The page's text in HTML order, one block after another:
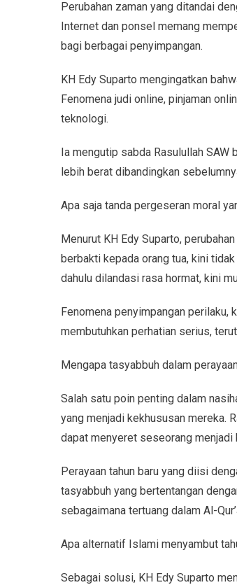
Perubahan zaman yang ditandai
Internet dan ponsel memang
bagi berbagai penyimpangan.
KH Edy Suparto mengingatkan
Fenomena judi online, pinjaman
teknologi.
Ia mengutip sabda Rasulullah SAW
lebih berat dibandingkan
Apa saja tanda pergeseran moral
Menurut KH Edy Suparto,
berbakti kepada orang tua, kini
dahulu dilandasi rasa hormat, kini
Fenomena penyimpangan perilaku,
membutuhkan perhatian serius,
Mengapa tasyabbuh dalam
Salah satu poin penting dalam
yang menjadi kekhususan mereka.
dapat menyeret seseorang menjadi
Perayaan tahun baru yang diisi
tasyabbuh yang bertentangan
sebagaimana tertuang dalam Al-
Apa alternatif Islami menyambut
Sebagai solusi, KH Edy Suparto